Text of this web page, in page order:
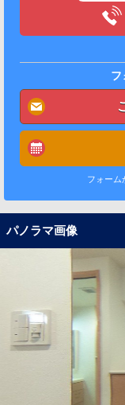
フ
フォーム
パノラマ画像